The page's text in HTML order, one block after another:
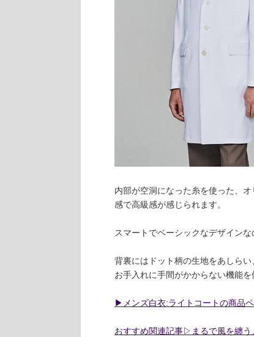
内部が空洞になった糸を使った、
感で高級感が感じられます。
スマートでベーシックなデザイン
背裏にはドット柄の生地をあしら
お手入れに手間がかからない機能を
▶︎メンズ白衣:ライトコートの商品
おすすめ関連記事▷まるで風を纏